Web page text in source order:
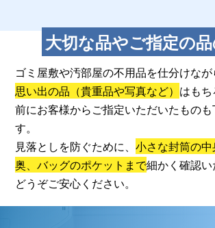
大切な品やご指定の
ゴミ屋敷や汚部屋の不用品を仕分けなが
思い出の品（貴重品や写真など） はも
前にお客様からご指定いただいたものも
す。
見落としを防ぐために、小さな封筒の
奥、バッグのポケットまで細かく確認い
どうぞご安心ください。